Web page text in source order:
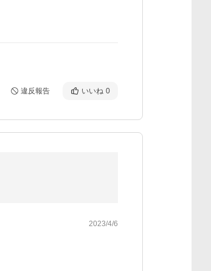
違反報告 いいね 0
2023/4/6